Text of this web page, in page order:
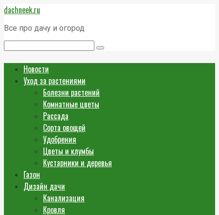
Перейти
к
контенту
dachneek.ru
Все про дачу и огород
Новости
Уход за растениями
Болезни растений
Комнатные цветы
Рассада
Сорта овощей
Удобрения
Цветы и клумбы
Кустарники и деревья
Газон
Дизайн дачи
Канализация
Кровля